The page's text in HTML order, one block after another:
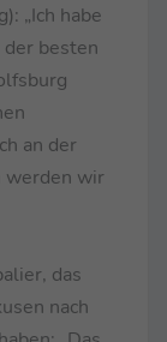
„Ich habe
der besten
an der
werden wir
das
nach